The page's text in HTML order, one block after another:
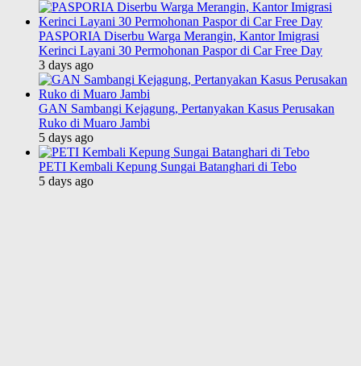
PASPORIA Diserbu Warga Merangin, Kantor Imigrasi
Kerinci Layani 30 Permohonan Paspor di Car Free Day
3 days ago
GAN Sambangi Kejagung, Pertanyakan Kasus Perusakan
Ruko di Muaro Jambi
5 days ago
PETI Kembali Kepung Sungai Batanghari di Tebo
5 days ago